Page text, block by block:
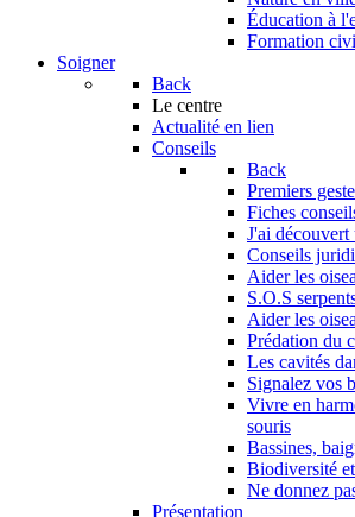
Éducation à
Formation
Soigner
Back
Le centre
Actualité en lien
Conseils
Back
Premiers
Fiches
J'ai
Conseils
Aider les
S.O.S
Aider les
Prédation du
Les cavités
Signalez vos
Vivre en
souris
Bassines,
Biodiversité
Ne donnez
Présentation